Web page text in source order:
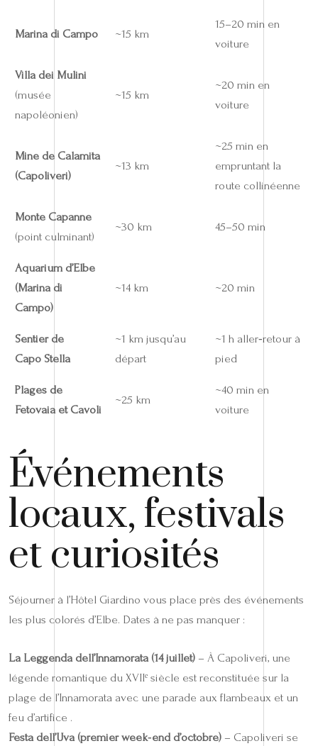
Marina di Campo ~15 km
15–20 min en
voiture
Villa dei Mulini
(musée
napoléonien)
~15 km
~20 min en
voiture
Mine de Calamita
(Capoliveri)
~13 km
~25 min en
empruntant la
route collinéenne
Monte Capanne
(point culminant)
~30 km 45–50 min
Aquarium d’Elbe
(Marina di
Campo)
~14 km ~20 min
Sentier de
Capo Stella
~1 km jusqu’au
départ
~1 h aller‑retour à
pied
Plages de
Fetovaia et Cavoli
~25 km
~40 min en
voiture
Événements
locaux, festivals
et curiosités
Séjourner à l’Hôtel Giardino vous place près des événements
les plus colorés d’Elbe. Dates à ne pas manquer :
La Leggenda dell’Innamorata (14 juillet) – À Capoliveri, une
légende romantique du XVIIᵉ siècle est reconstituée sur la
plage de l’Innamorata avec une parade aux flambeaux et un
feu d’artifice .
Festa dell’Uva (premier week‑end d’octobre) – Capoliveri se